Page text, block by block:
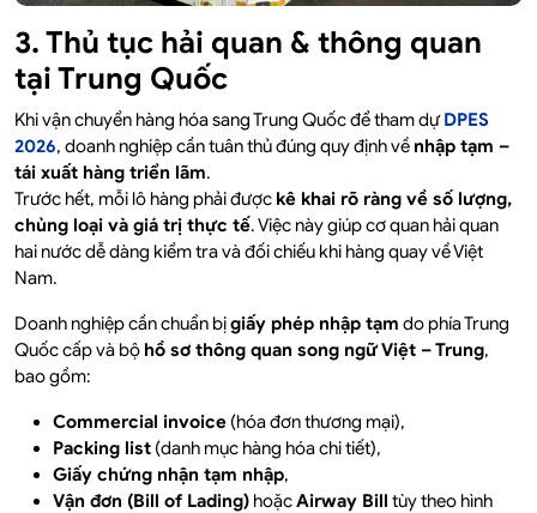
3. Thủ tục hải quan & thông quan
tại Trung Quốc
Khi vận chuyển hàng hóa sang Trung Quốc để tham dựDPES
2026, doanh nghiệp cần tuân thủ đúng quy định về nhập tạm –
tái xuất hàng triển lãm.
Trước hết, mỗi lô hàng phải được kê khai rõ ràng về số lượng,
chủng loại và giá trị thực tế. Việc này giúp cơ quan hải quan
hai nước dễ dàng kiểm tra và đối chiếu khi hàng quay về Việt
Nam.
Doanh nghiệp cần chuẩn bịgiấy phép nhập tạm do phía Trung
Quốc cấp và bộ hồ sơ thông quan song ngữ Việt – Trung,
bao gồm:
Commercial invoice (hóa đơn thương mại),
Packing list (danh mục hàng hóa chi tiết),
Giấy chứng nhận tạm nhập,
Vận đơn (Bill of Lading) hoặcAirway Bill tùy theo hình